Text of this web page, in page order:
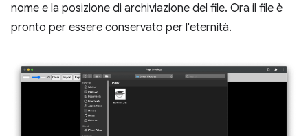
nome e la posizione di archiviazione del file. Ora il file è
pronto per essere conservato per l'eternità.